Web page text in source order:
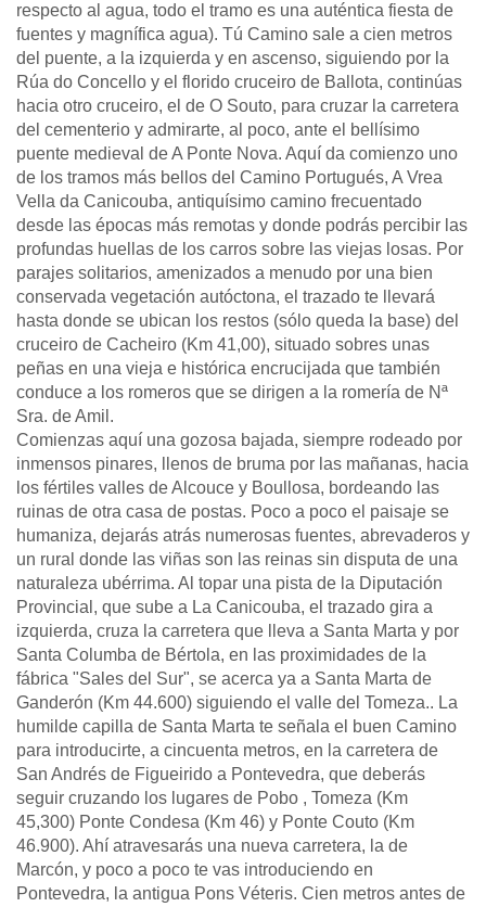
respecto al agua, todo el tramo es una auténtica fiesta de
fuentes y magnífica agua). Tú Camino sale a cien metros
del puente, a la izquierda y en ascenso, siguiendo por la
Rúa do Concello y el florido cruceiro de Ballota, continúas
hacia otro cruceiro, el de O Souto, para cruzar la carretera
del cementerio y admirarte, al poco, ante el bellísimo
puente medieval de A Ponte Nova. Aquí da comienzo uno
de los tramos más bellos del Camino Portugués, A Vrea
Vella da Canicouba, antiquísimo camino frecuentado
desde las épocas más remotas y donde podrás percibir las
profundas huellas de los carros sobre las viejas losas. Por
parajes solitarios, amenizados a menudo por una bien
conservada vegetación autóctona, el trazado te llevará
hasta donde se ubican los restos (sólo queda la base) del
cruceiro de Cacheiro (Km 41,00), situado sobres unas
peñas en una vieja e histórica encrucijada que también
conduce a los romeros que se dirigen a la romería de Nª
Sra. de Amil.
Comienzas aquí una gozosa bajada, siempre rodeado por
inmensos pinares, llenos de bruma por las mañanas, hacia
los fértiles valles de Alcouce y Boullosa, bordeando las
ruinas de otra casa de postas. Poco a poco el paisaje se
humaniza, dejarás atrás numerosas fuentes, abrevaderos y
un rural donde las viñas son las reinas sin disputa de una
naturaleza ubérrima. Al topar una pista de la Diputación
Provincial, que sube a La Canicouba, el trazado gira a
izquierda, cruza la carretera que lleva a Santa Marta y por
Santa Columba de Bértola, en las proximidades de la
fábrica "Sales del Sur", se acerca ya a Santa Marta de
Ganderón (Km 44.600) siguiendo el valle del Tomeza.. La
humilde capilla de Santa Marta te señala el buen Camino
para introducirte, a cincuenta metros, en la carretera de
San Andrés de Figueirido a Pontevedra, que deberás
seguir cruzando los lugares de Pobo , Tomeza (Km
45,300) Ponte Condesa (Km 46) y Ponte Couto (Km
46.900). Ahí atravesarás una nueva carretera, la de
Marcón, y poco a poco te vas introduciendo en
Pontevedra, la antigua Pons Véteris. Cien metros antes de